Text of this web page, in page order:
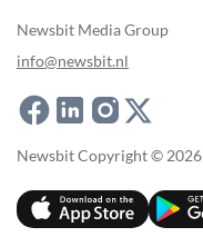
Newsbit Media Group
info@newsbit.nl
Newsbit Copyright © 2026